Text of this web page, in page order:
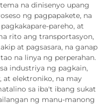
na dinisenyo upang
ng pagpapakete, na
pareho, at
rito ang transportasyon,
at pagsasara, na ganap
na linya ng perperahan.
industriya ng pagkain,
at elektroniko, na may
sa iba't ibang sukat
ng manu-manong